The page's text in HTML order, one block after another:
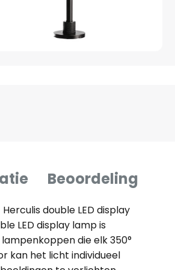
Beoordeling
double LED display
LED display lamp is
die elk 350°
kan het licht individueel